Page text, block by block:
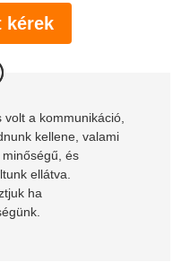
kérek
volt a kommunikáció,
kellene, valami
és
ellátva.
ha